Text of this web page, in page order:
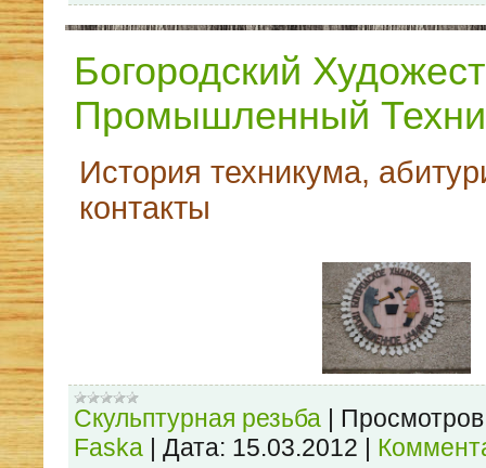
Богородский
Промышленный
История техникума,
контакты
Скульптурная резьба |
Faska | Дата: 15.03.2012 |